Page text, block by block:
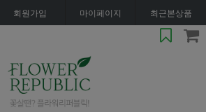
회원가입 마이페이지 최근본상품